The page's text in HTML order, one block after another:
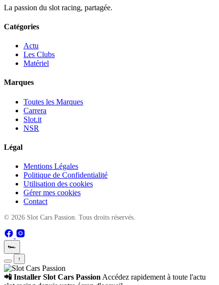
La passion du slot racing, partagée.
Catégories
Actu
Les Clubs
Matériel
Marques
Toutes les Marques
Carrera
Slot.it
NSR
Légal
Mentions Légales
Politique de Confidentialité
Utilisation des cookies
Gérer mes cookies
Contact
© 2026 Slot Cars Passion. Tous droits réservés.
🏎️
↑
📲 Installer Slot Cars Passion Accédez rapidement à toute l'actu